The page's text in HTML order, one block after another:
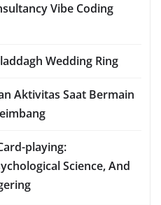
Vibe Coding
Wedding Ring
Aktivitas Saat Bermain
playing:
Science, And